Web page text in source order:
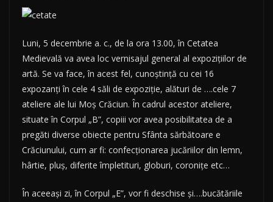
Luni, 5 decembrie a. c., de la ora 13.00, în Cetatea
Medievală va avea loc vernisajul general al expoziţiilor de
artă. Se va face, în acest fel, cunoştinţă cu cei 16
expozanţi în cele 4 săli de expoziţie, alături de ….cele 7
ateliere ale lui Moş Crăciun. În cadrul acestor ateliere,
situate în Corpul „B”, copiii vor avea posibilitatea de a
pregăti diverse obiecte pentru Sfânta sărbătoare e
Crăciunului, cum ar fi: confecţionarea jucăriilor din lemn,
hârtie, pluş, diferite împletituri, globuri, coroniţe etc…
În aceeaşi zi, în Corpul „E”, vor fi deschise şi….bucătăriile